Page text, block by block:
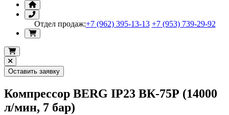
Отдел продаж:+7 (962) 395-13-13 +7 (953) 739-29-92
Оставить заявку
Компрессор BERG IP23 ВК-75Р (14000
л/мин, 7 бар)